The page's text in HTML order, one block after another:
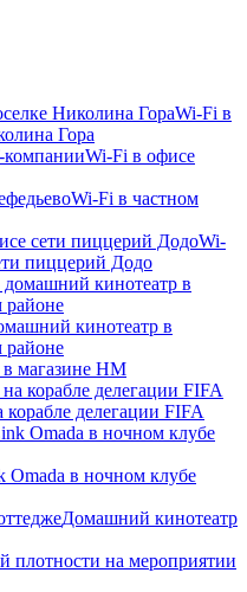
Wi-Fi в
Гора
Wi-Fi в офисе
Wi-Fi в частном
Wi-
пиццерий Додо
кинотеатр в
районе
магазине HM
делегации FIFA
в ночном клубе
Домашний кинотеатр